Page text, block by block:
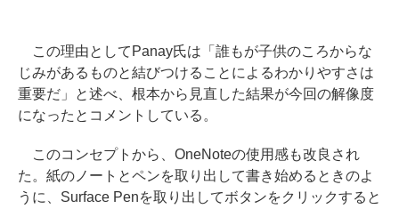
この理由としてPanay氏は「誰もが子供のころからな
じみがあるものと結びつけることによるわかりやすさは
重要だ」と述べ、根本から見直した結果が今回の解像度
になったとコメントしている。
このコンセプトから、OneNoteの使用感も改良され
た。紙のノートとペンを取り出して書き始めるときのよ
うに、Surface Penを取り出してボタンをクリックすると